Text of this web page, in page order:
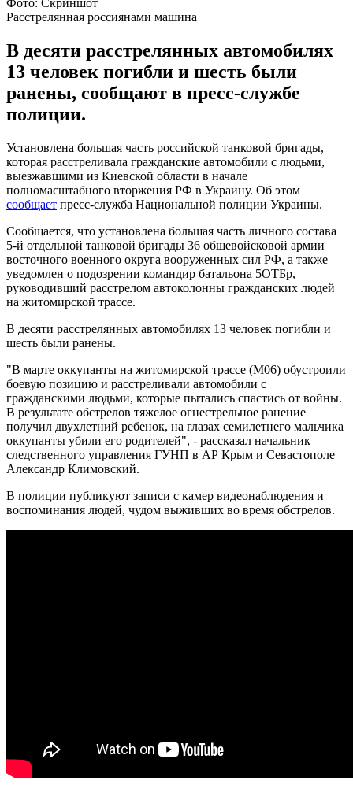
Расстрелянная россиянами машина
В десяти расстрелянных автомобилях
13 человек погибли и шесть были
ранены, сообщают в пресс-службе
полиции.
Установлена большая часть российской танковой бригады,
которая расстреливала гражданские автомобили с людьми,
выезжавшими из Киевской области в начале
полномасштабного вторжения РФ в Украину. Об этом
сообщает пресс-служба Национальной полиции Украины.
Сообщается, что установлена большая часть личного состава
5-й отдельной танковой бригады 36 общевойсковой армии
восточного военного округа вооруженных сил РФ, а также
уведомлен о подозрении командир батальона 5ОТБр,
руководивший расстрелом автоколонны гражданских людей
на житомирской трассе.
В десяти расстрелянных автомобилях 13 человек погибли и
шесть были ранены.
"В марте оккупанты на житомирской трассе (М06) обустроили
боевую позицию и расстреливали автомобили с
гражданскими людьми, которые пытались спастись от войны.
В результате обстрелов тяжелое огнестрельное ранение
получил двухлетний ребенок, на глазах семилетнего мальчика
оккупанты убили его родителей", - рассказал начальник
следственного управления ГУНП в АР Крым и Севастополе
Александр Климовский.
В полиции публикуют записи с камер видеонаблюдения и
воспоминания людей, чудом выживших во время обстрелов.